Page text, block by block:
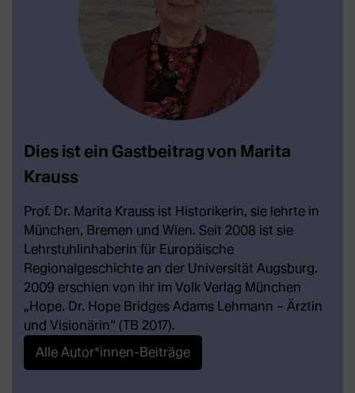
Dies ist ein Gastbeitrag von Marita
Krauss
Prof. Dr. Marita Krauss ist Historikerin, sie lehrte in
München, Bremen und Wien. Seit 2008 ist sie
Lehrstuhlinhaberin für Europäische
Regionalgeschichte an der Universität Augsburg.
2009 erschien von ihr im Volk Verlag München
„Hope. Dr. Hope Bridges Adams Lehmann – Ärztin
und Visionärin“ (TB 2017).
Alle Autor*innen-Beiträge